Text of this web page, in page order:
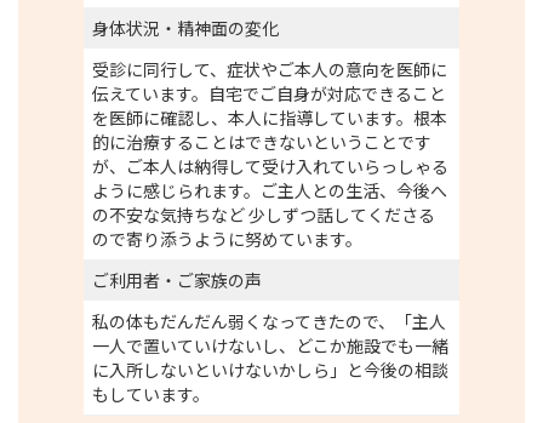
身体状況・精神面の変化
受診に同行して、症状やご本人の意向を医師に
伝えています。自宅でご自身が対応できること
を医師に確認し、本人に指導しています。根本
的に治療することはできないということです
が、ご本人は納得して受け入れていらっしゃる
ように感じられます。ご主人との生活、今後へ
の不安な気持ちなど 少しずつ話してくださる
ので寄り添うように努めています。
ご利用者・ご家族の声
私の体もだんだん弱くなってきたので、「主人
一人で置いていけないし、どこか施設でも一緒
に入所しないといけないかしら」と今後の相談
もしています。